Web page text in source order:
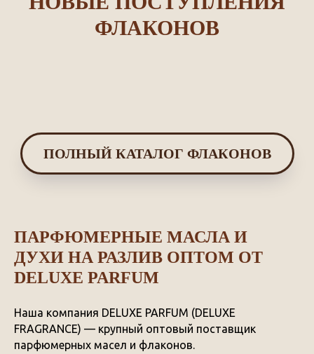
ФЛАКОНОВ
ПОЛНЫЙ КАТАЛОГ ФЛАКОНОВ
ПАРФЮМЕРНЫЕ МАСЛА И
ДУХИ НА РАЗЛИВ ОПТОМ ОТ
DELUXE PARFUM
Наша компания DELUXE PARFUM (DELUXE
FRAGRANCE) — крупный оптовый поставщик
парфюмерных масел и флаконов.